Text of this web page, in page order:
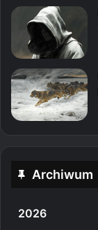
Archiwum
2026